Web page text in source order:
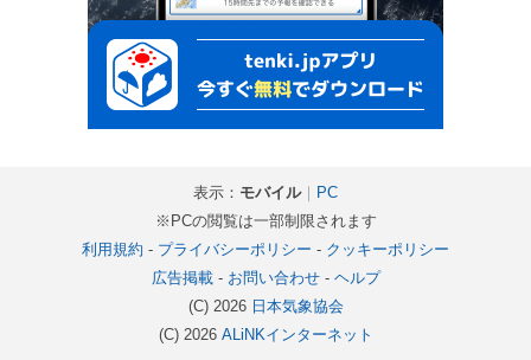
表示： モバイル｜
PC
※PCの閲覧は一部制限されます
利用規約 - プライバシーポリシー - クッキーポリシー
広告掲載- お問い合わせ- ヘルプ
(C) 2026 日本気象協会
(C) 2026 ALiNKインターネット